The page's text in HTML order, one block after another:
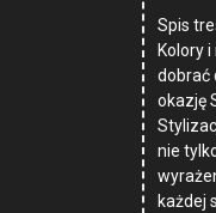
Spis
Kolory
dobrać
okazję
nie
każdej